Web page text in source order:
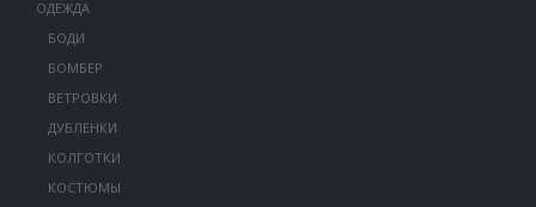
ОДЕЖДА
БОДИ
БОМБЕР
ВЕТРОВКИ
ДУБЛЕНКИ
КОЛГОТКИ
КОСТЮМЫ